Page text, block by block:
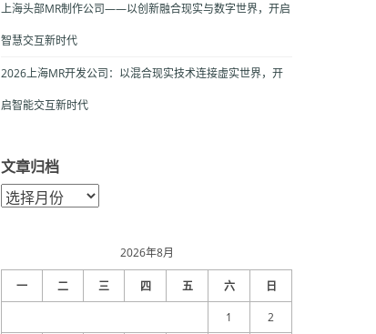
上海头部MR制作公司——以创新融合现实与数字世界，开启
智慧交互新时代
2026上海MR开发公司：以混合现实技术连接虚实世界，开
启智能交互新时代
文章归档
文
章
2026年8月
一 二 三 四 五 六 日
1 2